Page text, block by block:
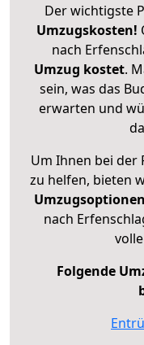
Der wichtigste
Umzugskosten!
nach
Umzug kostet.
sein, was das
erwarten und
Um Ihnen bei der
zu helfen, bieten
Umzugsoptionen
nach
Folgende